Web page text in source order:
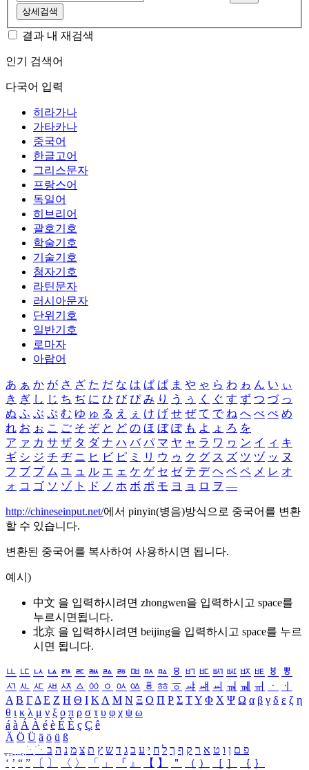
상세검색
결과 내 재검색
인기 검색어
다국어 입력
히라가나
가타카나
중국어
한글고어
그리스문자
프랑스어
독일어
히브리어
괄호기호
학술기호
기술기호
첨자기호
라틴문자
러시아문자
단위기호
일반기호
로마자
아랍어
あ ぁ か が さ ざ た だ な は ば ぱ ま や ゃ ら わ ゎ ん い ぃ
き ぎ し じ ち ぢ に ひ び ぴ み り う ぅ く ぐ す ず つ づ っ
ぬ ふ ぶ ぷ む ゆ ゅ る え ぇ け げ せ ぜ て で ね へ べ ぺ め
れ お ぉ こ ご そ ぞ と ど の ほ ぼ ぽ も よ ょ ろ を
ア ァ カ サ ザ タ ダ ナ ハ バ パ マ ヤ ャ ラ ワ ヮ ン イ ィ キ
ギ シ ジ チ ヂ ニ ヒ ビ ピ ミ リ ウ ゥ ク グ ス ズ ツ ヅ ッ ヌ
フ ブ プ ム ユ ュ ル エ ェ ケ ゲ セ ゼ テ デ ヘ ベ ペ メ レ オ
ォ コ ゴ ソ ゾ ト ド ノ ホ ボ ポ モ ヨ ョ ロ ヲ ―
http://chineseinput.net/에서 pinyin(병음)방식으로 중국어를 변환
할 수 있습니다.
변환된 중국어를 복사하여 사용하시면 됩니다.
예시)
中文 을 입력하시려면 zhongwen을 입력하시고 space를
누르시면됩니다.
北京 을 입력하시려면 beijing을 입력하시고 space를 누르
시면 됩니다.
ㅥ ㅦ ㅧ ㅨ ㅩ ㅪ ㅫ ㅬ ㅭ ㅮ ㅯ ㅰ ㅱ ㅲ ㅳ ㅴ ㅵ ㅶ ㅷ ㅸ
ㅹ
ㅺ ㅻ ㅼ ㅽ ㅾ ㅿ ㆀ ㆁ ㆂ ㆃ ㆄ ㆅ ㆆ ㆇ ㆈ ㆉ ㆊ ㆋ ㆌ ㆍ
ㆎ
Α Β ΓΔ Ε Ζ Η Θ Ι ΚΛ Μ Ν Ξ Ο Π Ρ Σ ΤΥ Φ Χ Ψ Ω α β γ δ ε ζ η
θ ι κ λ μ ν ξ ο π ρ σ τ υ φ χ ψ ω
á à Á À é è É È ç Ç ê
Ä Ö Ü ä ö ü ß
ִֶֹ ֻּ ׁׂ פ ם ן ו ט א ר ק ף ך ל ח י ע כ ג ד ש ץ ת צ מ נ ה ב
‘ ’ “ ” 〔 〕 〈 〉 「 」 『 』 【 】 ＂ （ ） ［ ］ ｛ ｝